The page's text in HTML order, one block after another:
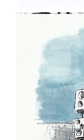
Find the difference